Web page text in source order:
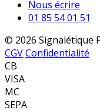
Nous écrire
01 85 54 01 51
© 2026 Signalétique
CGVConfidentialité
CB
VISA
MC
SEPA